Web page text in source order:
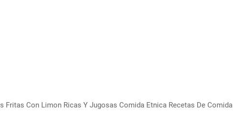
Fritas Con Limon Ricas Y Jugosas Comida Etnica Recetas De Comida